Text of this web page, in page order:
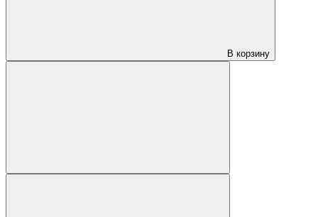
В корзину